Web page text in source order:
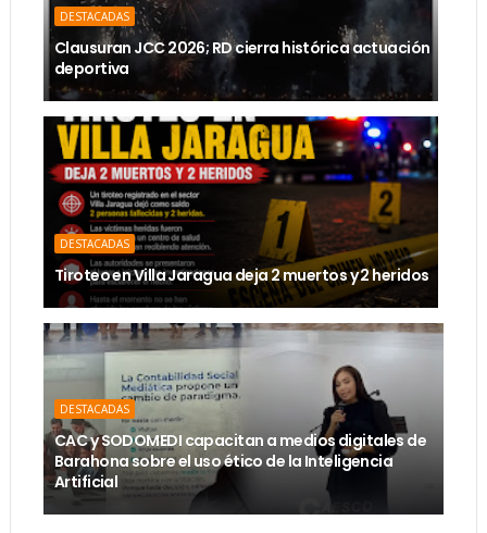
DESTACADAS
Clausuran JCC 2026; RD cierra histórica actuación
deportiva
DESTACADAS
Tiroteo en Villa Jaragua deja 2 muertos y 2 heridos
DESTACADAS
CAC y SODOMEDI capacitan a medios digitales de
Barahona sobre el uso ético de la Inteligencia
Artificial